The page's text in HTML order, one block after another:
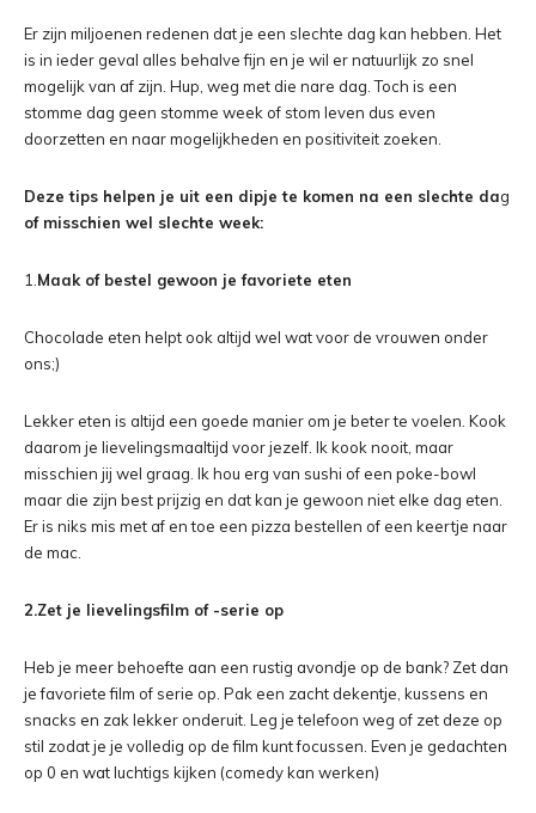
Er zijn miljoenen redenen dat je een slechte dag kan hebben. Het
is in ieder geval alles behalve fijn en je wil er natuurlijk zo snel
mogelijk van af zijn. Hup, weg met die nare dag. Toch is een
stomme dag geen stomme week of stom leven dus even
doorzetten en naar mogelijkheden en positiviteit zoeken.
Deze tips helpen je uit een dipje te komen na een slechte dag
of misschien wel slechte week:
1. Maak of bestel gewoon je favoriete eten
Chocolade eten helpt ook altijd wel wat voor de vrouwen onder
ons;)
Lekker eten is altijd een goede manier om je beter te voelen. Kook
daarom je lievelingsmaaltijd voor jezelf. Ik kook nooit, maar
misschien jij wel graag. Ik hou erg van sushi of een poke-bowl
maar die zijn best prijzig en dat kan je gewoon niet elke dag eten.
Er is niks mis met af en toe een pizza bestellen of een keertje naar
de mac.
2.Zet je lievelingsfilm of -serie op
Heb je meer behoefte aan een rustig avondje op de bank? Zet dan
je favoriete film of serie op. Pak een zacht dekentje, kussens en
snacks en zak lekker onderuit. Leg je telefoon weg of zet deze op
stil zodat je je volledig op de film kunt focussen. Even je gedachten
op 0 en wat luchtigs kijken (comedy kan werken)